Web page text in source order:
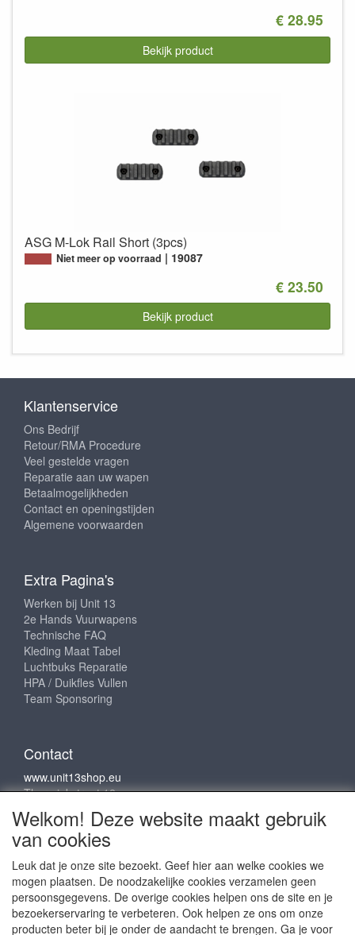
€ 28.95
Bekijk product
ASG M-Lok Rail Short (3pcs)
Niet meer op voorraad 19087
€ 23.50
Bekijk product
Klantenservice
Ons Bedrijf
Retour/RMA Procedure
Veel gestelde vragen
Reparatie aan uw wapen
Betaalmogelijkheden
Contact en openingstijden
Algemene voorwaarden
Extra Pagina's
Werken bij Unit 13
2e Hands Vuurwapens
Technische FAQ
Kleding Maat Tabel
Luchtbuks Reparatie
HPA / Duikfles Vullen
Team Sponsoring
Contact
www.unit13shop.eu
Thermiekstraat 12
6361 HB Nuth
info@unit13shop.eu
Sociale media
Welkom! Deze website maakt gebruik
van cookies
Leuk dat je onze site bezoekt. Geef hier aan welke cookies we
mogen plaatsen. De noodzakelijke cookies verzamelen geen
persoonsgegevens. De overige cookies helpen ons de site en je
bezoekerservaring te verbeteren. Ook helpen ze ons om onze
producten beter bij je onder de aandacht te brengen. Ga je voor